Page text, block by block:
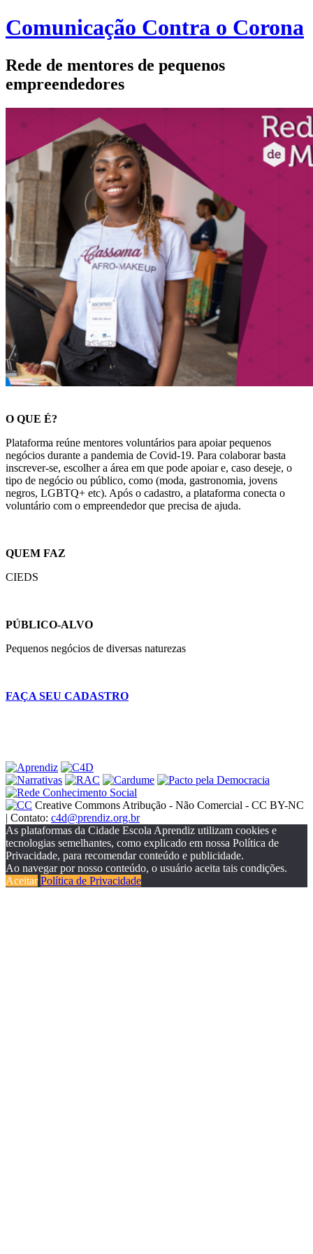
Comunicação Contra o Corona
Rede de mentores de pequenos
empreendedores
O QUE É?
Plataforma reúne mentores voluntários para apoiar pequenos
negócios durante a pandemia de Covid-19. Para colaborar basta
inscrever-se, escolher a área em que pode apoiar e, caso deseje, o
tipo de negócio ou público, como (moda, gastronomia, jovens
negros, LGBTQ+ etc). Após o cadastro, a plataforma conecta o
voluntário com o empreendedor que precisa de ajuda.
QUEM FAZ
CIEDS
PÚBLICO-ALVO
Pequenos negócios de diversas naturezas
FAÇA SEU CADASTRO
Creative Commons Atribução - Não Comercial - CC BY-NC
| Contato: c4d@prendiz.org.br
As plataformas da Cidade Escola Aprendiz utilizam cookies e
tecnologias semelhantes, como explicado em nossa Política de
Privacidade, para recomendar conteúdo e publicidade.
Ao navegar por nosso conteúdo, o usuário aceita tais condições.
Aceitar Política de Privacidade